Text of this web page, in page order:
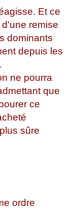
Et ce
remise
dominants
depuis les
ne pourra
que
ce
sûre
ordre